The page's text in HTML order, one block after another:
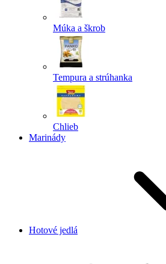
Múka a škrob
Tempura a strúhanka
Chlieb
Marinády
Hotové jedlá